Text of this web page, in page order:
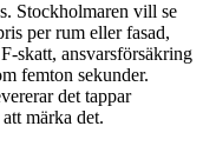
Stockholmaren vill se
per rum eller fasad,
skatt, ansvarsförsäkring
femton sekunder.
det tappar
märka det.